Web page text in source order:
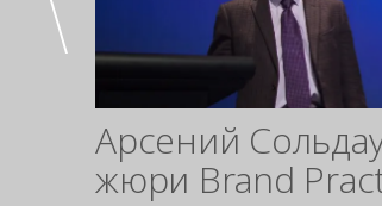
Арсений
жюри Brand